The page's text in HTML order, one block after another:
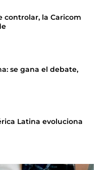
controlar, la Caricom
se gana el debate,
Latina evoluciona